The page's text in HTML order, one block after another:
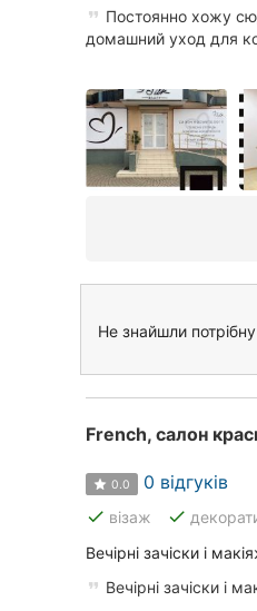
Постоянно хожу
домашний уход для
Не знайшли
French, салон
0.0 0 відгуків
done візаж done
Вечірні зачіски і
Вечірні зачіски і